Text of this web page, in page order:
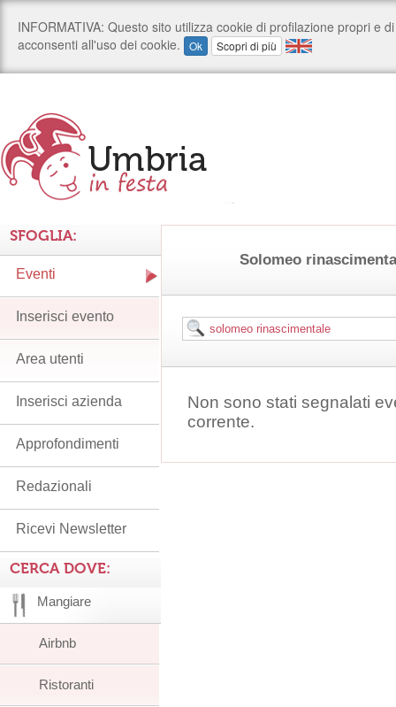
Solomeo
Non sono stati segnalati
corrente.
SFOGLIA:
Eventi
Inserisci evento
Area utenti
Inserisci azienda
Approfondimenti
Redazionali
Ricevi Newsletter
CERCA DOVE:
Mangiare
Airbnb
Ristoranti